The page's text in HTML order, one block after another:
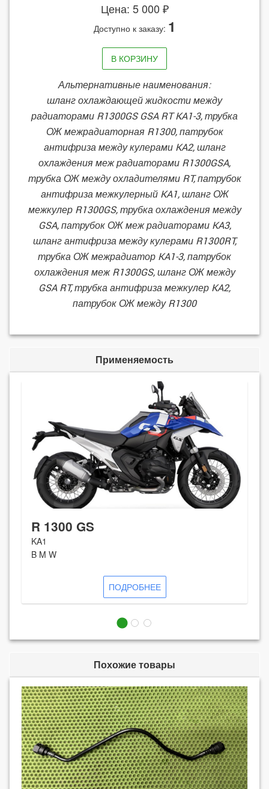
Цена: 5 000 ₽
Доступно к заказу: 1
В КОРЗИНУ
Альтернативные наименования:
шланг охлаждающей жидкости между
радиаторами R1300GS GSA RT KA1-3, трубка
ОЖ межрадиаторная R1300, патрубок
антифриза между кулерами KA2, шланг
охлаждения меж радиаторами R1300GSA,
трубка ОЖ между охладителями RT, патрубок
антифриза межкулерный KA1, шланг ОЖ
межкулер R1300GS, трубка охлаждения между
GSA, патрубок ОЖ меж радиаторами KA3,
шланг антифриза между кулерами R1300RT,
трубка ОЖ межрадиатор KA1-3, патрубок
охлаждения меж R1300GS, шланг ОЖ между
GSA RT, трубка антифриза межкулер KA2,
патрубок ОЖ между R1300
Применяемость
R 1300 GS
KA1
B M W
ПОДРОБНЕЕ
Похожие товары